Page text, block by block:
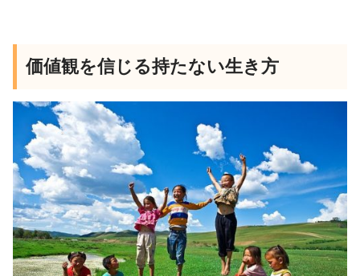
価値観を信じる持たない生き方